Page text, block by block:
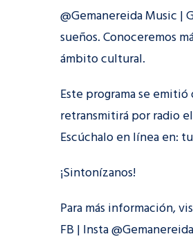
@Gemanereida Music |
sueños. Conoceremos
ámbito cultural.
Este programa se
retransmitirá por radio
Escúchalo en línea en:
¡Sintonízanos!
Para más información,
FB | Insta